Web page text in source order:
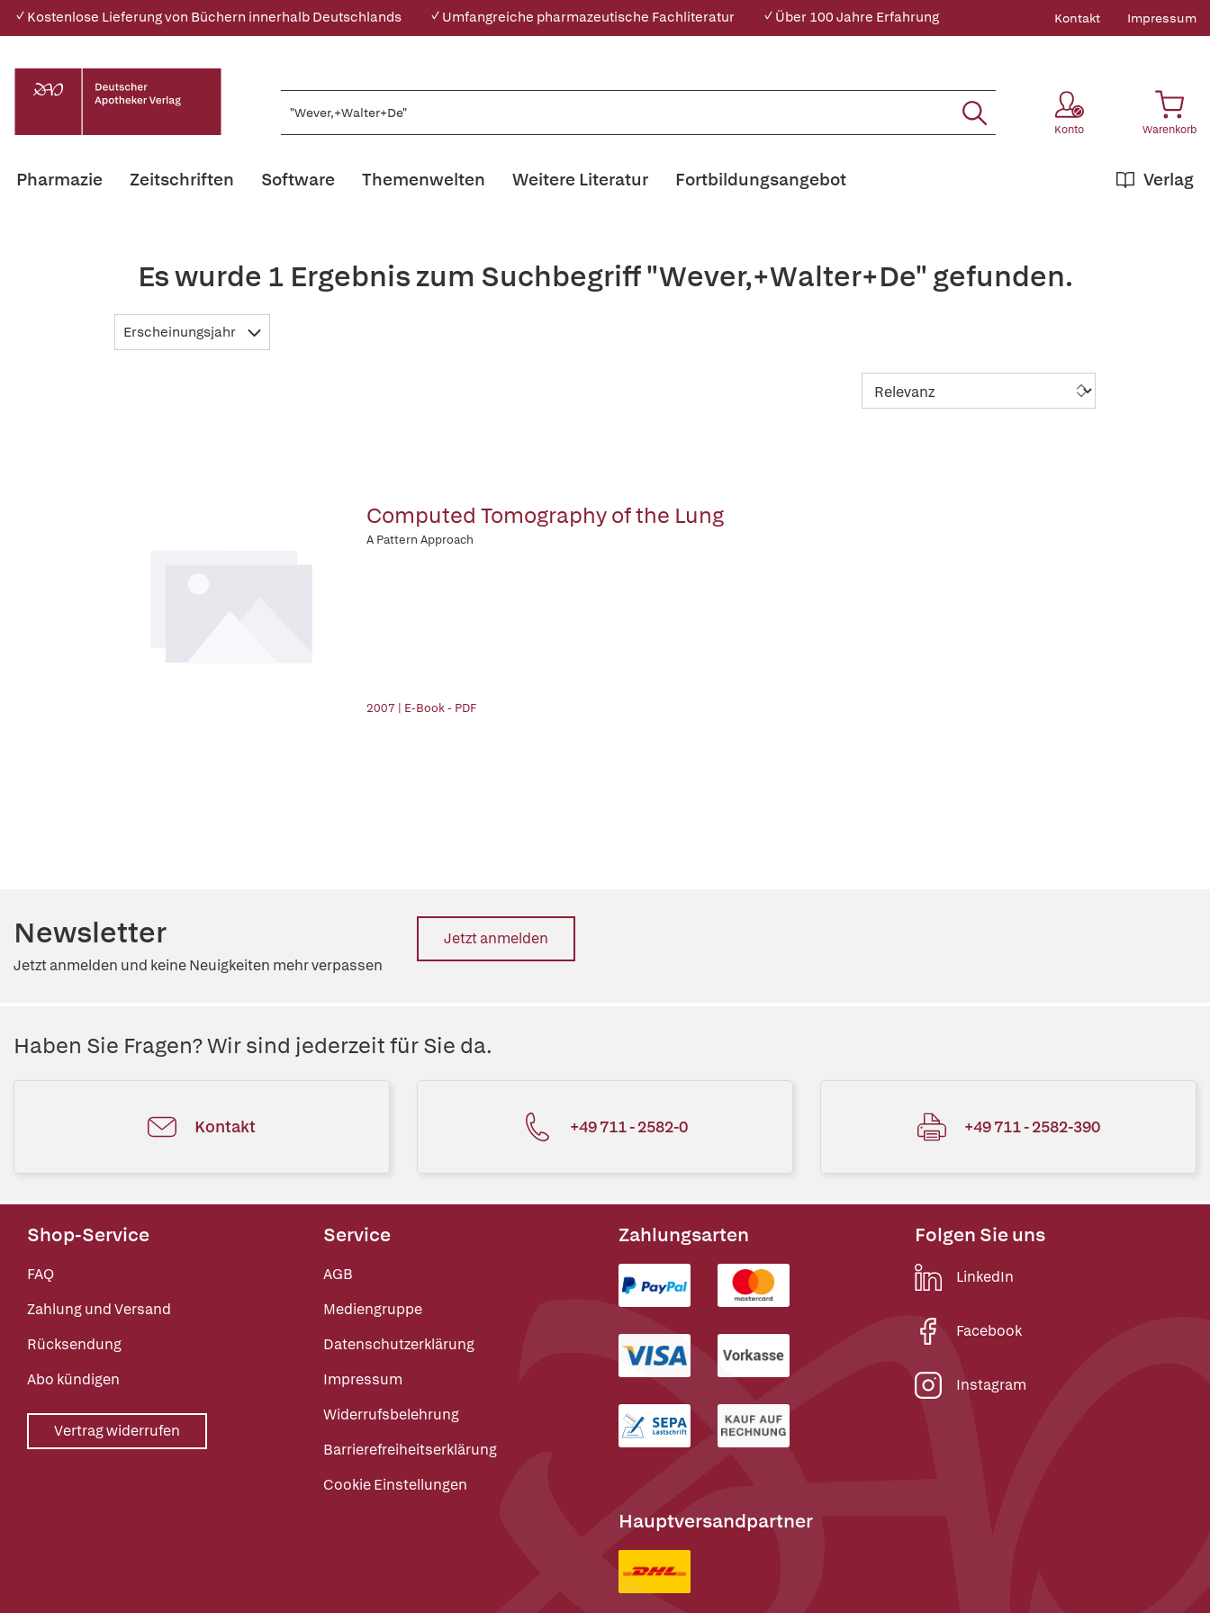
✓ Kostenlose Lieferung von Büchern innerhalb Deutschlands ✓ Umfangreiche pharmazeutische Fachliteratur ✓ Über 100 Jahre Erfahrung Kontakt Impressum
Konto Warenkorb
Pharmazie Zeitschriften Software Themenwelten Weitere Literatur Verlag
Fortbildungsangebot
Es wurde 1 Ergebnis zum Suchbegriff "Wever,+Walter+De" gefunden.
Erscheinungsjahr
Computed Tomography of the Lung
A Pattern Approach
2007 | E-Book - PDF
Newsletter
Jetzt anmelden und keine Neuigkeiten mehr verpassen
Jetzt anmelden
Haben Sie Fragen? Wir sind jederzeit für Sie da.
Kontakt +49 711 - 2582-0 +49 711 - 2582-390
Shop-Service
FAQ
Zahlung und Versand
Rücksendung
Abo kündigen
Vertrag widerrufen
Service
AGB
Mediengruppe
Datenschutzerklärung
Impressum
Widerrufsbelehrung
Barrierefreiheitserklärung
Cookie Einstellungen
Zahlungsarten
Hauptversandpartner
Folgen Sie uns
LinkedIn
Facebook
Instagram